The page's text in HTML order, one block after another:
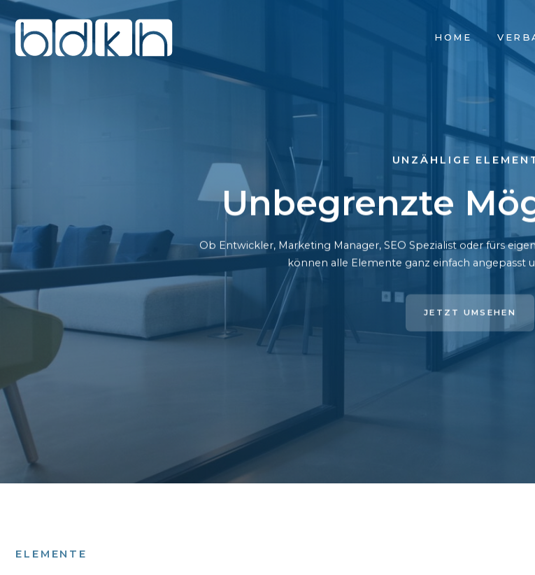
NAVIGATION
ÜBERSPRINGEN
HOME
UNZÄHLIGE
Unbegrenzte
Ob Entwickler, Marketing Manager, SEO Spezialist oder fürs
können alle Elemente ganz einfach angepasst
JETZT UMSEHEN
ELEMENTE